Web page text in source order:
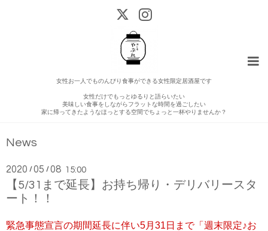
女性お一人でものんびり食事ができる女性限定居酒屋です
女性だけでもっとゆるりと語らいたい
美味しい食事をしながらフラットな時間を過ごしたい
家に帰ってきたようなほっとする空間でちょっと一杯やりませんか？
News
2020 /05 /08 15:00
【5/31まで延長】お持ち帰り・デリバリースタ
ート！！
緊急事態宣言の期間延長に伴い5月31日まで「週末限定♪お